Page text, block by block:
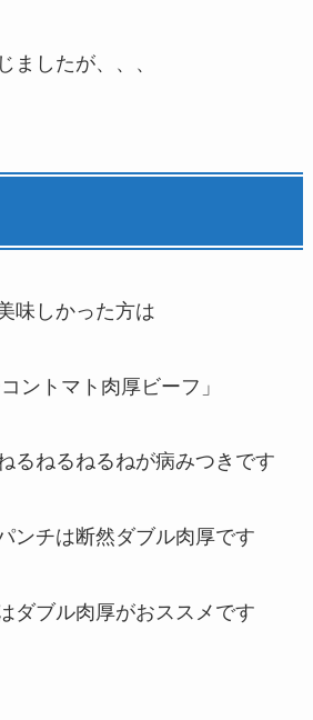
ましたが、、、
味しかった方は
ントマト肉厚ビーフ 」
るねるねるねが病みつきです
ンチは断然ダブル肉厚です
ダブル肉厚がおススメです